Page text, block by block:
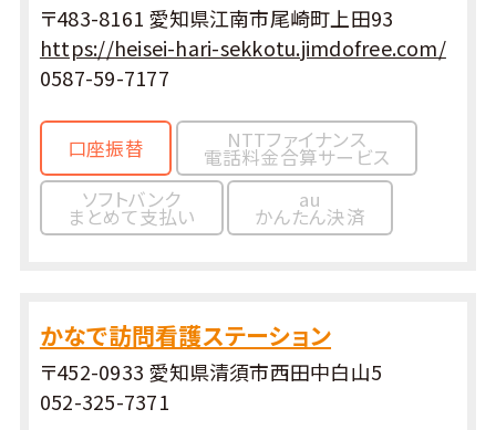
〒483-8161 愛知県江南市尾崎町上田93
https://heisei-hari-sekkotu.jimdofree.com/
0587-59-7177
口座振替 NTTファイナンス
電話料金合算サービス
ソフトバンク
まとめて支払い
au
かんたん決済
かなで訪問看護ステーション
〒452-0933 愛知県清須市西田中白山5
052-325-7371